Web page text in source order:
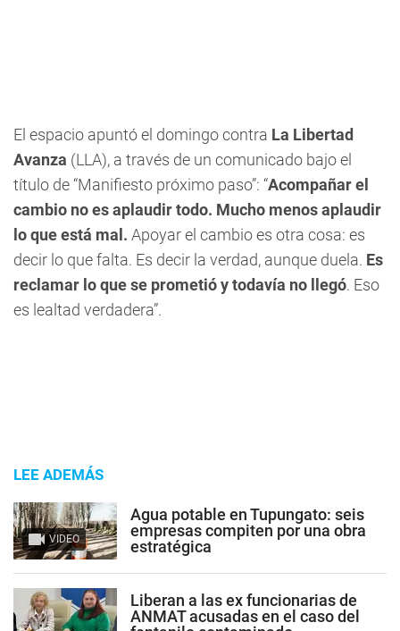
El espacio apuntó el domingo contra La Libertad
Avanza (LLA), a través de un comunicado bajo el
título de “Manifiesto próximo paso”: “Acompañar el
cambio no es aplaudir todo. Mucho menos aplaudir
lo que está mal. Apoyar el cambio es otra cosa: es
decir lo que falta. Es decir la verdad, aunque duela. Es
reclamar lo que se prometió y todavía no llegó. Eso
es lealtad verdadera”.
LEE ADEMÁS
VIDEO
Agua potable en Tupungato: seis
empresas compiten por una obra
estratégica
Liberan a las ex funcionarias de
ANMAT acusadas en el caso del